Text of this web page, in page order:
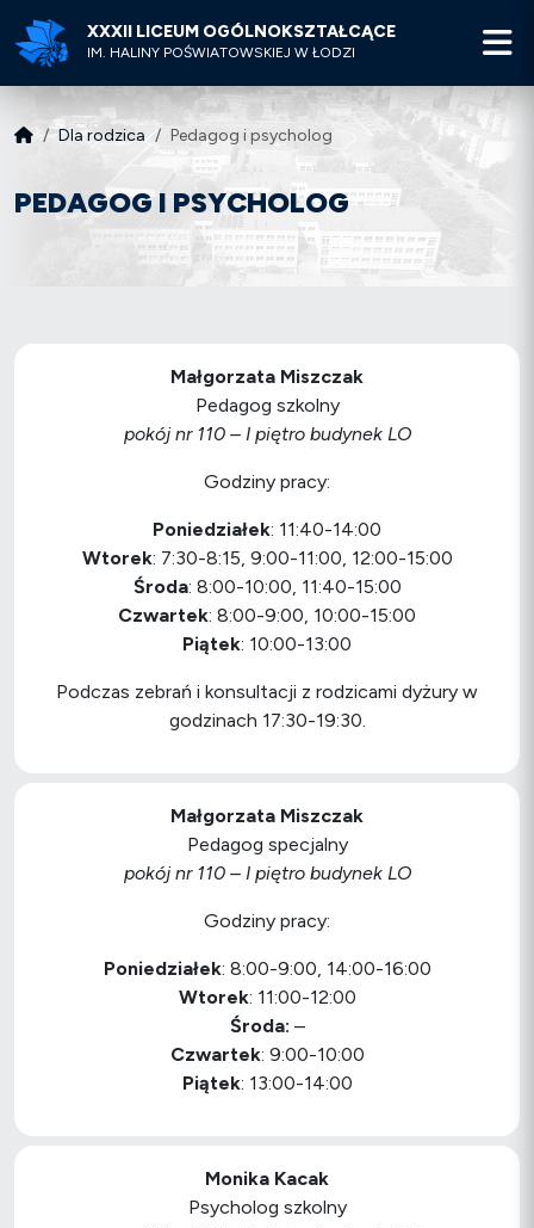
XXXII LICEUM OGÓLNOKSZTAŁCĄCE
IM. HALINY POŚWIATOWSKIEJ W ŁODZI
Dla rodzica Pedagog i psycholog
PEDAGOG I PSYCHOLOG
Małgorzata Miszczak
Pedagog szkolny
pokój nr 110 – I piętro budynek LO
Godziny pracy:
Poniedziałek: 11:40-14:00
Wtorek: 7:30-8:15, 9:00-11:00, 12:00-15:00
Środa: 8:00-10:00, 11:40-15:00
Czwartek: 8:00-9:00, 10:00-15:00
Piątek: 10:00-13:00
Podczas zebrań i konsultacji z rodzicami dyżury w
godzinach 17:30-19:30.
Małgorzata Miszczak
Pedagog specjalny
pokój nr 110 – I piętro budynek LO
Godziny pracy:
Poniedziałek: 8:00-9:00, 14:00-16:00
Wtorek: 11:00-12:00
Środa: –
Czwartek: 9:00-10:00
Piątek: 13:00-14:00
Monika Kacak
Psycholog szkolny